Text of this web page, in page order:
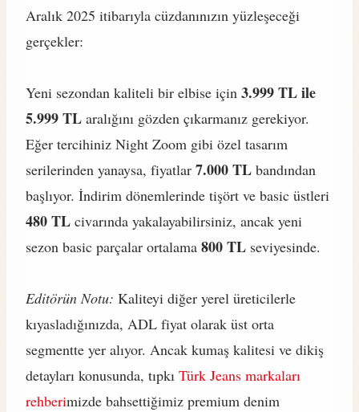
Aralık 2025 itibarıyla cüzdanınızın yüzleşeceği
gerçekler:
Yeni sezondan kaliteli bir elbise için 3.999 TL ile
5.999 TL aralığını gözden çıkarmanız gerekiyor.
Eğer tercihiniz Night Zoom gibi özel tasarım
serilerinden yanaysa, fiyatlar 7.000 TL bandından
başlıyor. İndirim dönemlerinde tişört ve basic üstleri
480 TL civarında yakalayabilirsiniz, ancak yeni
sezon basic parçalar ortalama 800 TL seviyesinde.
Editörün Notu: Kaliteyi diğer yerel üreticilerle
kıyasladığınızda, ADL fiyat olarak üst orta
segmentte yer alıyor. Ancak kumaş kalitesi ve dikiş
detayları konusunda, tıpkı Türk Jeans markaları
rehberimizde bahsettiğimiz premium denim